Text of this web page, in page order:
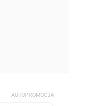
AUTOPROMOCJA